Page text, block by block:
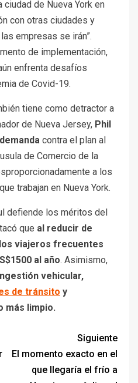
de Covid-19.
tiene como detractor a
de Nueva Jersey,Phil
demandacontra el plan al
de Comercio de la
trabajan en Nueva York.
defiende los méritos del
que al reducir de
los viajeros frecuentes
al año. Asimismo,
de tránsito y
más limpio.
Siguiente
El momento exacto en el
que llegaría el frío a
Houston: qué dice el